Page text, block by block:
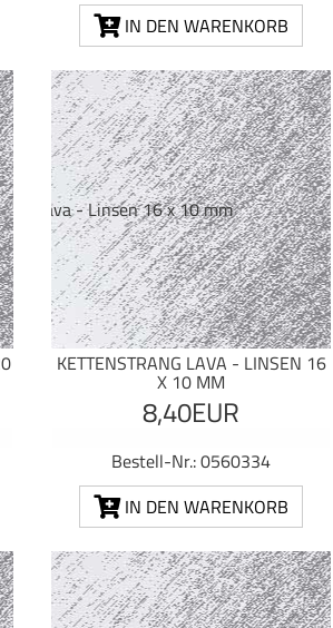
IN DEN WARENKORB
KETTENSTRANG LAVA - LINSEN 16
X 10 MM
8,40EUR
Bestell-Nr.: 0560334
IN DEN WARENKORB